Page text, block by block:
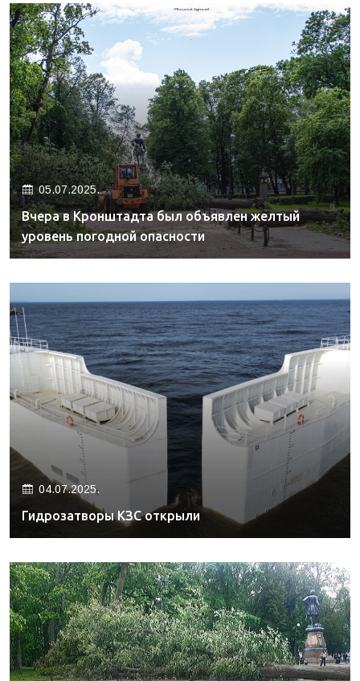
05.07.2025.
Вчера в Кронштадта был объявлен желтый
уровень погодной опасности
04.07.2025.
Гидрозатворы КЗС открыли